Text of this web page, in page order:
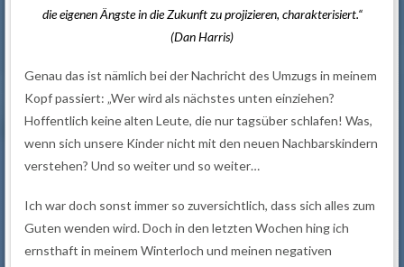
die eigenen Ängste in die Zukunft zu projizieren, charakterisiert.“
(Dan Harris)
Genau das ist nämlich bei der Nachricht des Umzugs in meinem
Kopf passiert: „Wer wird als nächstes unten einziehen?
Hoffentlich keine alten Leute, die nur tagsüber schlafen! Was,
wenn sich unsere Kinder nicht mit den neuen Nachbarskindern
verstehen? Und so weiter und so weiter…
Ich war doch sonst immer so zuversichtlich, dass sich alles zum
Guten wenden wird. Doch in den letzten Wochen hing ich
ernsthaft in meinem Winterloch und meinen negativen